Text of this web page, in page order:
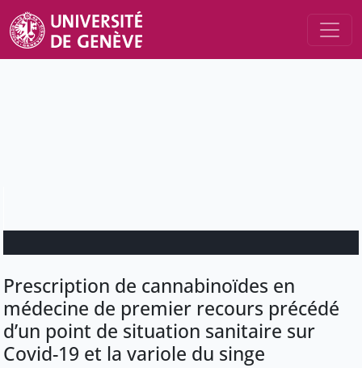
Prescription de cannabinoïdes en
médecine de premier recours précédé
d’un point de situation sanitaire sur
Covid-19 et la variole du singe